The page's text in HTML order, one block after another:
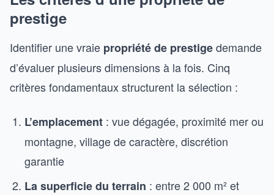
prestige
Identifier une vraie propriété de prestigedemande
d’évaluer plusieurs dimensions à la fois. Cinq
critères fondamentaux structurent la sélection :
L’emplacement : vue dégagée, proximité mer ou
montagne, village de caractère, discrétion
garantie
La superficie du terrain : entre 2 000 m² et